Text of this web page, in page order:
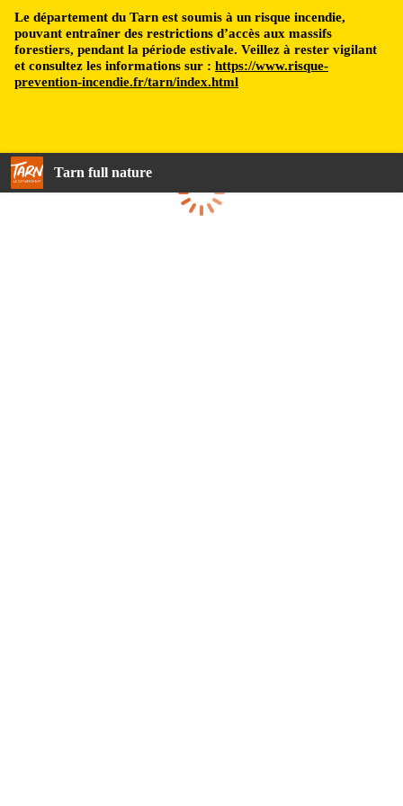
Le département du Tarn est soumis à un risque incendie,
pouvant entraîner des restrictions d’accès aux massifs
forestiers, pendant la période estivale. Veillez à rester vigilant
et consultez les informations sur : https://www.risque-
prevention-incendie.fr/tarn/index.html
Tarn full nature
Loading